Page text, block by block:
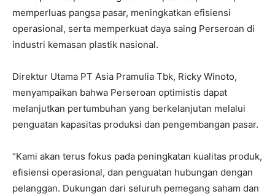
memperluas pangsa pasar, meningkatkan efisiensi
operasional, serta memperkuat daya saing Perseroan di
industri kemasan plastik nasional.
Direktur Utama PT Asia Pramulia Tbk, Ricky Winoto,
menyampaikan bahwa Perseroan optimistis dapat
melanjutkan pertumbuhan yang berkelanjutan melalui
penguatan kapasitas produksi dan pengembangan pasar.
“Kami akan terus fokus pada peningkatan kualitas produk,
efisiensi operasional, dan penguatan hubungan dengan
pelanggan. Dukungan dari seluruh pemegang saham dan